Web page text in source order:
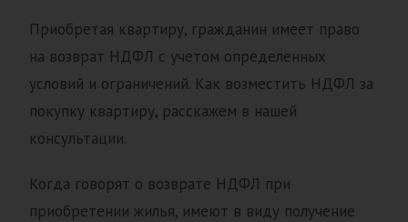
Приобретая квартиру, гражданин имеет право
на возврат НДФЛ с учетом определенных
условий и ограничений. Как возместить НДФЛ за
покупку квартиру, расскажем в нашей
консультации.
Когда говорят о возврате НДФЛ при
приобретении жилья, имеют в виду получение